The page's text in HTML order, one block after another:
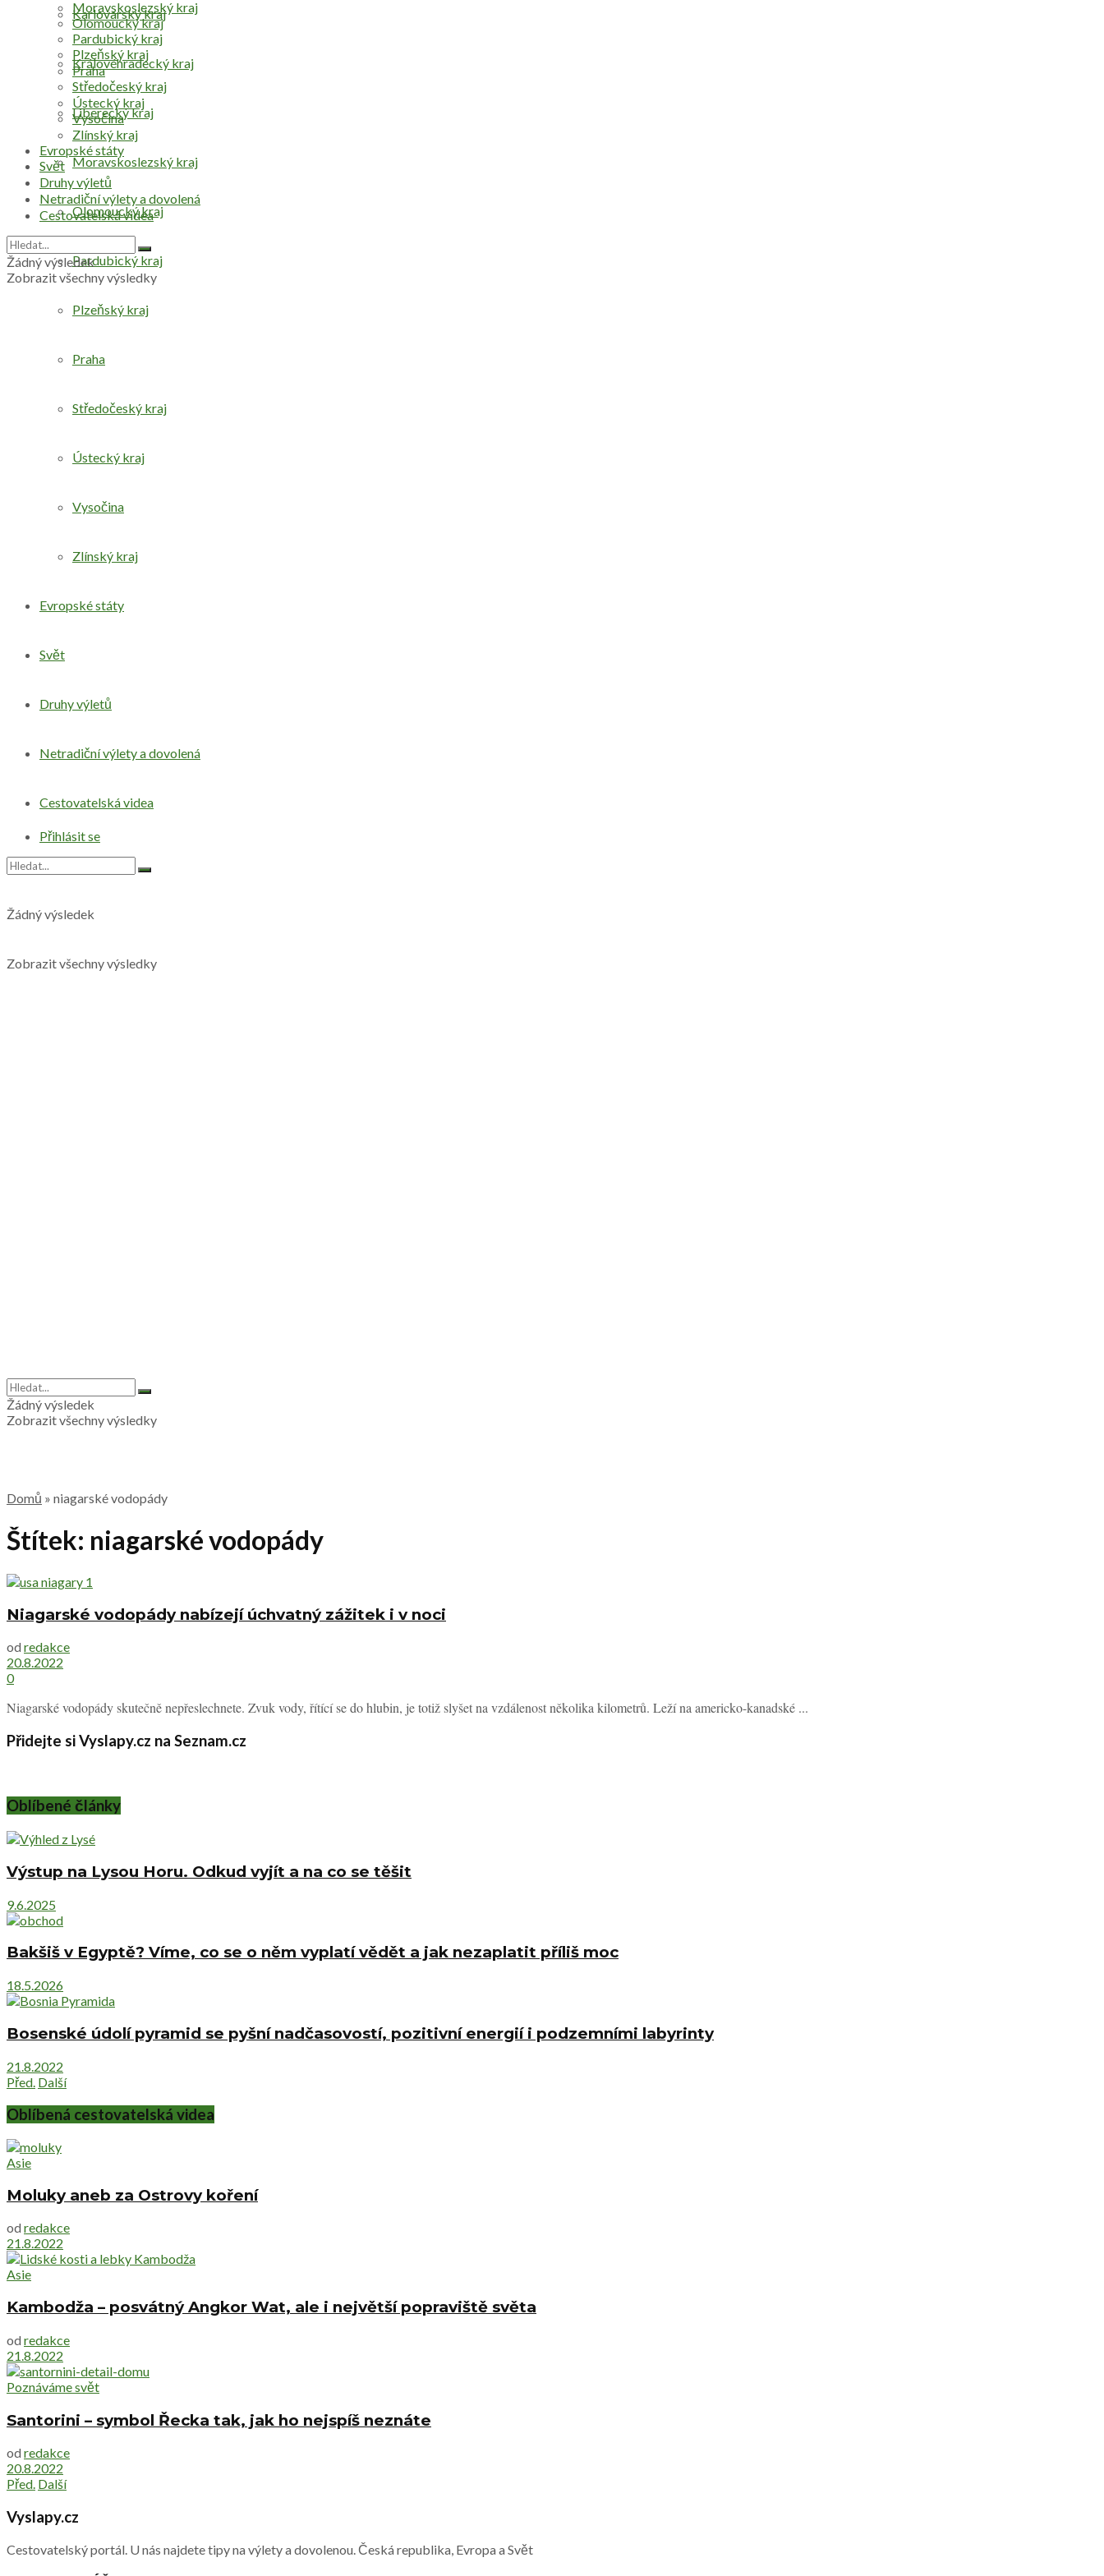
Přihlásit se
Karlovarský kraj
Královéhradecký kraj
Liberecký kraj
Moravskoslezský kraj
Olomoucký kraj
Pardubický kraj
Plzeňský kraj
Praha
Středočeský kraj
Ústecký kraj
Vysočina
Zlínský kraj
Evropské státy
Svět
Druhy výletů
Netradiční výlety a dovolená
Cestovatelská videa
Žádný výsledek
Zobrazit všechny výsledky
Moravskoslezský kraj
Olomoucký kraj
Pardubický kraj
Plzeňský kraj
Praha
Středočeský kraj
Ústecký kraj
Vysočina
Zlínský kraj
Evropské státy
Svět
Druhy výletů
Netradiční výlety a dovolená
Cestovatelská videa
Žádný výsledek
Zobrazit všechny výsledky
Žádný výsledek
Zobrazit všechny výsledky
Domů » niagarské vodopády
Štítek: niagarské vodopády
Niagarské vodopády nabízejí úchvatný zážitek i v noci
od redakce
20.8.2022
0
Niagarské vodopády skutečně nepřeslechnete. Zvuk vody, řítící se do hlubin, je totiž slyšet na vzdálenost několika kilometrů. Leží na americko-kanadské ...
Přidejte si Vyslapy.cz na Seznam.cz
Oblíbené články
Výstup na Lysou Horu. Odkud vyjít a na co se těšit
9.6.2025
Bakšiš v Egyptě? Víme, co se o něm vyplatí vědět a jak nezaplatit příliš moc
18.5.2026
Bosenské údolí pyramid se pyšní nadčasovostí, pozitivní energií i podzemními labyrinty
21.8.2022
Před. Další
Oblíbená cestovatelská videa
Asie
Moluky aneb za Ostrovy koření
od redakce
21.8.2022
Asie
Kambodža – posvátný Angkor Wat, ale i největší popraviště světa
od redakce
21.8.2022
Poznáváme svět
Santorini – symbol Řecka tak, jak ho nejspíš neznáte
od redakce
20.8.2022
Před. Další
Vyslapy.cz
Cestovatelský portál. U nás najdete tipy na výlety a dovolenou. Česká republika, Evropa a Svět